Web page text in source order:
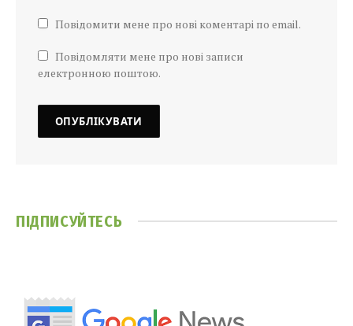
Повідомити мене про нові коментарі по email.
Повідомляти мене про нові записи
електронною поштою.
ПІДПИСУЙТЕСЬ